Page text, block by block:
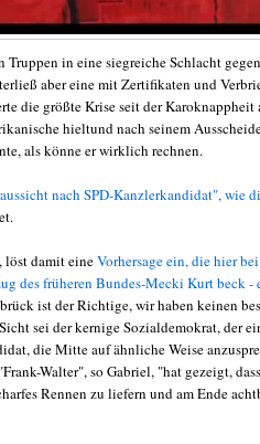
in eine siegreiche Schlacht
aber eine mit Zertifikaten und
die größte Krise seit der Karoknappheit
hieltund nach seinem
als könne er wirklich rechnen.
nach SPD-Kanzlerkandidat", wie
löst damit eineVorhersage ein, die hier
des früheren Bundes-Mecki Kurt beck -
ist der Richtige, wir haben keinen
sei der kernige Sozialdemokrat, der
die Mitte auf ähnliche Weise
Walter", so Gabriel, "hat gezeigt,
Rennen zu liefern und am Ende